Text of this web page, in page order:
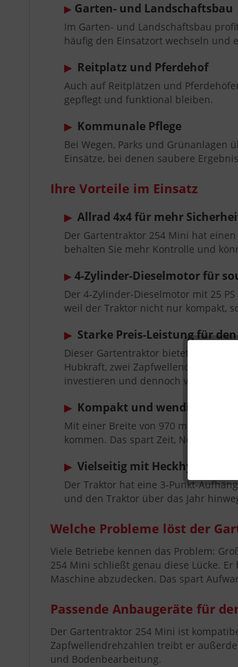
▶ Garten- und Landschaftsbau
Im Garten- und Landschaftsbau
häufig den Einsatzort wechseln und
▶ Reitplatz und Pferdehof
Auch auf Reitplätzen und
gepflegt und funktional bleiben.
▶ Kommunale Pflege
Bei Wegen, Parks und
Einsätze, bei denen saubere
Ihre Vorteile im Einsatz
▶ Allrad 4x4 für mehr
Der Gartentraktor 254 Mini hat
behalten Sie mehr Kontrolle und
▶ 4-Zylinder-Dieselmotor für
Der 4-Zylinder-Dieselmotor mit 25
weil der Traktor nicht nur kompakt,
▶ Starke Preis-Leistung für
Dieser Gartentraktor bietet Ihnen
Hubkraft, zwei
investieren und dennoch vielseitig
▶ Kompakt und wendig bei
Mit einer Breite von 970 mm und
kommen. Das spart Zeit, Nerven und
▶ Vielseitig mit Heckhydraulik
Der Traktor hat eine 3-Punkt-
und den Traktor über das Jahr
Welche Probleme löst der
Viele Betriebe kennen das Problem:
254 Mini schließt genau diese Lücke.
Maschine abzudecken. Das spart
Passende Anbaugeräte für
Der Gartentraktor 254 Mini ist
Zapfwellendrehzahlen treibt er
und Bodenbearbeitung.
Service